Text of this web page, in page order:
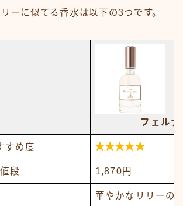
ーに似てる香水は以下の3つです。
フェルナ
すめ度 
値段 1,870円
華やかなリリーの